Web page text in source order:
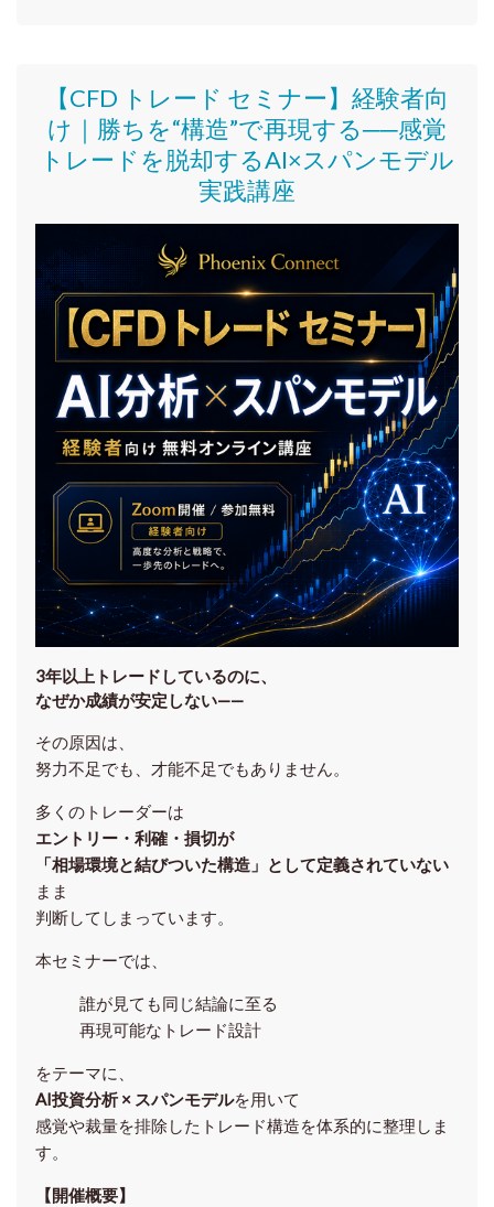
【CFD トレード セミナー】 経験者向
け｜ 勝ちを“構造”で再現する──感覚
トレードを脱却するAI×スパンモデル
実践講座
3年以上トレードしているのに、
なぜか成績が安定しない——
その原因は、
努力不足でも、才能不足でもありません。
多くのトレーダーは
エントリー・利確・損切が
「相場環境と結びついた構造」として定義されていない
まま
判断してしまっています。
本セミナーでは、
誰が見ても同じ結論に至る
再現可能なトレード設計
をテーマに、
AI投資分析 × スパンモデルを用いて
感覚や裁量を排除したトレード構造を体系的に整理しま
す。
【開催概要】